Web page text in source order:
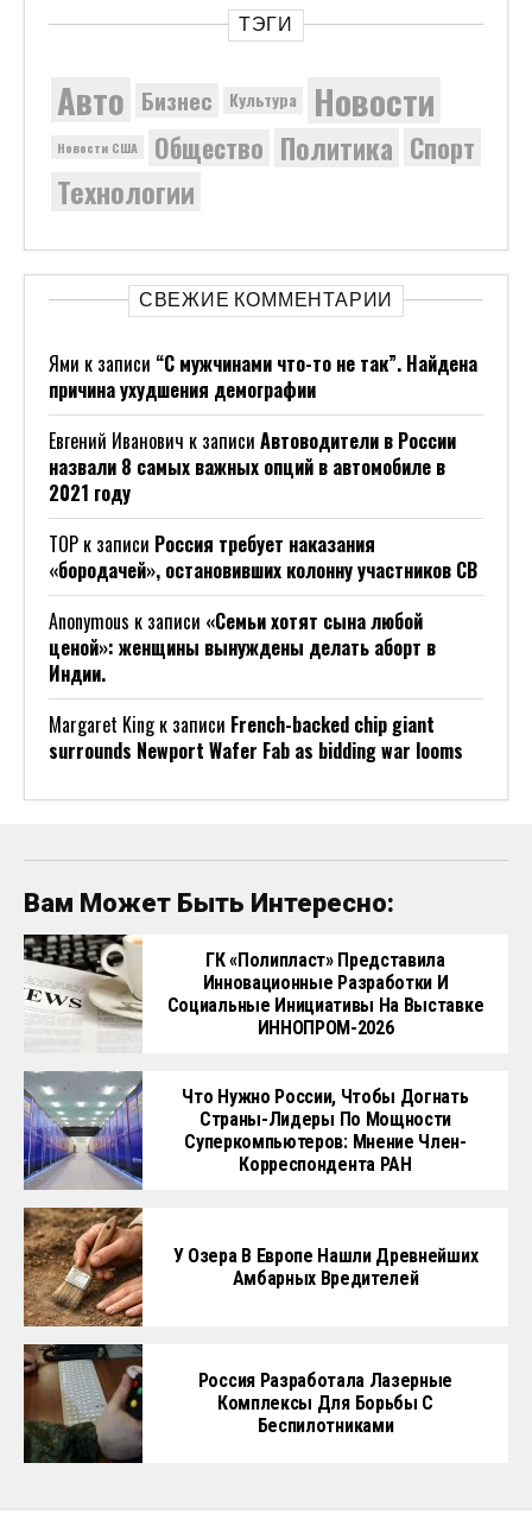
ТЭГИ
Авто Бизнес Культура Новости
Новости США Общество Политика Спорт
Технологии
СВЕЖИЕ КОММЕНТАРИИ
Ями к записи “С мужчинами что-то не так”. Найдена
причина ухудшения демографии
Евгений Иванович к записи Автоводители в России
назвали 8 самых важных опций в автомобиле в
2021 году
ТОР к записи Россия требует наказания
«бородачей», остановивших колонну участников СВ
Anonymous к записи «Семьи хотят сына любой
ценой»: женщины вынуждены делать аборт в
Индии.
Margaret Kingк записи French-backed chip giant
surrounds Newport Wafer Fab as bidding war looms
Вам Может Быть Интересно:
ГК «Полипласт» Представила
Инновационные Разработки И
Социальные Инициативы На Выставке
ИННОПРОМ-2026
Что Нужно России, Чтобы Догнать
Страны-Лидеры По Мощности
Суперкомпьютеров: Мнение Член-
Корреспондента РАН
У Озера В Европе Нашли Древнейших
Амбарных Вредителей
Россия Разработала Лазерные
Комплексы Для Борьбы С
Беспилотниками